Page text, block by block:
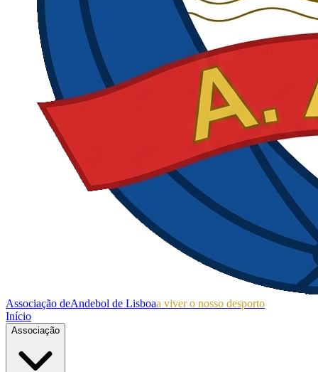
Associação deAndebol de Lisboaa viver o nosso desporto
Início
Associação